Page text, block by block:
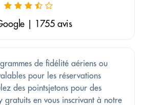
| 1755 avis
de fidélité aériens ou
pour les réservations
des pointsjetons pour des
gratuits en vous inscrivant à notre